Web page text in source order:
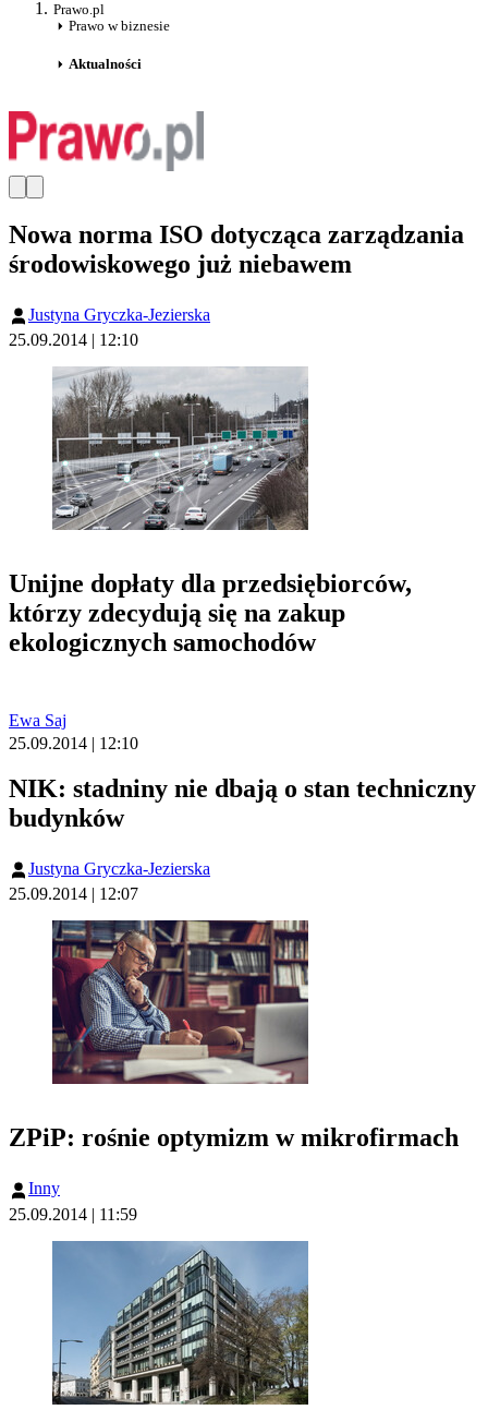
Prawo.pl
Prawo w biznesie
Aktualności
Nowa norma ISO dotycząca zarządzania
środowiskowego już niebawem
Justyna Gryczka-Jezierska
25.09.2014 | 12:10
Unijne dopłaty dla przedsiębiorców,
którzy zdecydują się na zakup
ekologicznych samochodów
Ewa Saj
25.09.2014 | 12:10
NIK: stadniny nie dbają o stan techniczny
budynków
Justyna Gryczka-Jezierska
25.09.2014 | 12:07
ZPiP: rośnie optymizm w mikrofirmach
Inny
25.09.2014 | 11:59